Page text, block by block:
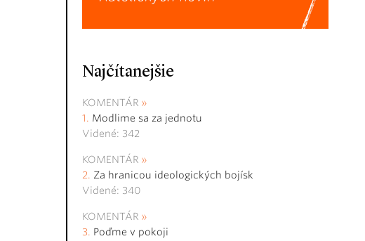
Najčítanejšie
KOMENTÁR
Modlime sa za jednotu
Videné: 342
KOMENTÁR
Za hranicou ideologických bojísk
Videné: 340
KOMENTÁR
Poďme v pokoji